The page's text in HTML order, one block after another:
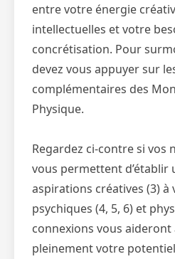
entre votre énergie
intellectuelles et votre
concrétisation. Pour
devez vous appuyer sur
complémentaires des
Physique.
Regardez ci-contre si vos
vous permettent d’établir
aspirations créatives (3) à
psychiques (4, 5, 6) et
connexions vous
pleinement votre